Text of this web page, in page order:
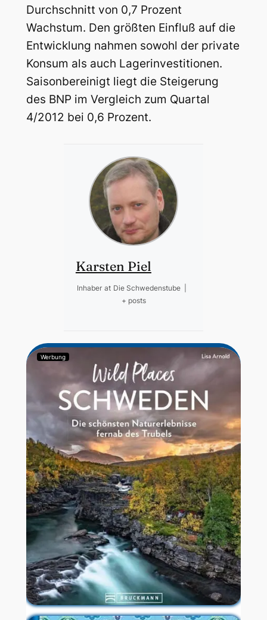
Durchschnitt von 0,7 Prozent
Wachstum. Den größten Einfluß auf die
Entwicklung nahmen sowohl der private
Konsum als auch Lagerinvestitionen.
Saisonbereinigt liegt die Steigerung
des BNP im Vergleich zum Quartal
4/2012 bei 0,6 Prozent.
Karsten Piel
Inhaber at Die Schwedenstube
+ posts
Werbung